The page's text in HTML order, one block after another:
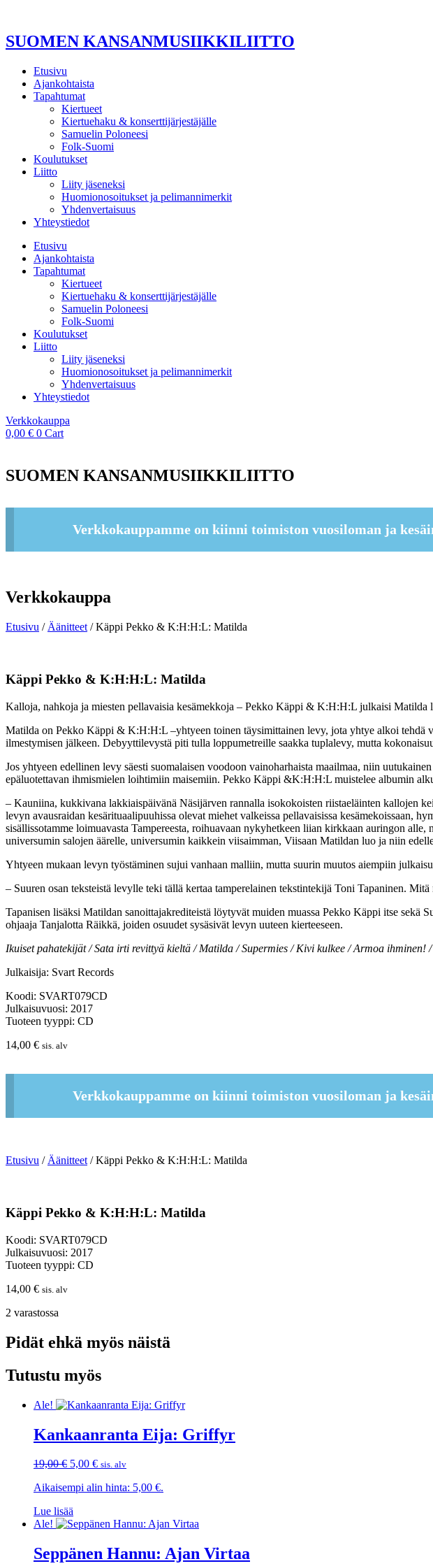
SUOMEN KANSANMUSIIKKILIITTO
Etusivu
Ajankohtaista
Tapahtumat
Kiertueet
Kiertuehaku & konserttijärjestäjälle
Samuelin Poloneesi
Folk-Suomi
Koulutukset
Liitto
Liity jäseneksi
Huomionosoitukset ja pelimannimerkit
Yhdenvertaisuus
Yhteystiedot
Etusivu
Ajankohtaista
Tapahtumat
Kiertueet
Kiertuehaku & konserttijärjestäjälle
Samuelin Poloneesi
Folk-Suomi
Koulutukset
Liitto
Liity jäseneksi
Huomionosoitukset ja pelimannimerkit
Yhdenvertaisuus
Yhteystiedot
Verkkokauppa
0,00 € 0 Cart
SUOMEN KANSANMUSIIKKILIITTO
Verkkokauppamme on kiinni toimiston vuosiloman ja
Verkkokauppa
Etusivu / Äänitteet / Käppi Pekko & K:H:H:L: Matilda
Käppi Pekko & K:H:H:L: Matilda
Kalloja, nahkoja ja miesten pellavaisia kesämekkoja – Pekko Käppi & K:H:H:L julkaisi Matilda
Matilda on Pekko Käppi & K:H:H:L –yhtyeen toinen täysimittainen levy, jota yhtye alkoi tehdä
ilmestymisen jälkeen. Debyyttilevystä piti tulla loppumetreille saakka tuplalevy, mutta
Jos yhtyeen edellinen levy säesti suomalaisen voodoon vainoharhaista maailmaa, niin
epäluotettavan ihmismielen loihtimiin maisemiin. Pekko Käppi &K:H:H:L muistelee albumin
– Kauniina, kukkivana lakkiaispäivänä Näsijärven rannalla isokokoisten riistaeläinten kallojen
levyn avausraidan kesärituaalipuuhissa olevat miehet valkeissa pellavaisissa kesämekoissaan,
sisällissotamme loimuavasta Tampereesta, roihuavaan nykyhetkeen liian kirkkaan auringon
universumin salojen äärelle, universumin kaikkein viisaimman, Viisaan Matildan luo ja niin
Yhtyeen mukaan levyn työstäminen sujui vanhaan malliin, mutta suurin muutos aiempiin
– Suuren osan teksteistä levylle teki tällä kertaa tamperelainen tekstintekijä Toni Tapaninen.
Tapanisen lisäksi Matildan sanoittajakrediteistä löytyvät muiden muassa Pekko Käppi itse
ohjaaja Tanjalotta Räikkä, joiden osuudet sysäsivät levyn uuteen kierteeseen.
Ikuiset pahatekijät / Sata irti revittyä kieltä / Matilda / Supermies / Kivi kulkee / Armoa
Julkaisija: Svart Records
Koodi: SVART079CD
Julkaisuvuosi: 2017
Tuoteen tyyppi: CD
14,00 € sis. alv
Verkkokauppamme on kiinni toimiston vuosiloman ja
Etusivu /Äänitteet/ Käppi Pekko & K:H:H:L: Matilda
Käppi Pekko & K:H:H:L: Matilda
Koodi: SVART079CD
Julkaisuvuosi: 2017
Tuoteen tyyppi: CD
14,00 € sis. alv
2 varastossa
Pidät ehkä myös näistä
Tutustu myös
Ale!
Kankaanranta Eija: Griffyr
19,00€ Alkuperäinen
oli:
5,00 €Nykyinen
on:
sis. alv
Aikaisempi alin hinta: 5,00 €.
Lue lisää
Ale!
Seppänen Hannu: Ajan Virtaa